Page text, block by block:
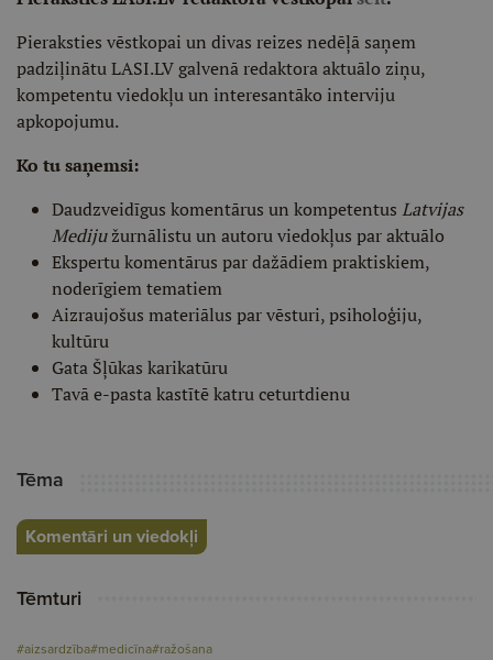
Pieraksties vēstkopai un divas reizes nedēļā saņem
padziļinātu LASI.LV galvenā redaktora aktuālo ziņu,
kompetentu viedokļu un interesantāko interviju
apkopojumu.
Ko tu saņemsi:
Daudzveidīgus komentārus un kompetentus Latvijas
Medijužurnālistu un autoru viedokļus par aktuālo
Ekspertu komentārus par dažādiem praktiskiem,
noderīgiem tematiem
Aizraujošus materiālus par vēsturi, psiholoģiju,
kultūru
Gata Šļūkas karikatūru
Tavā e-pasta kastītē katru ceturtdienu
Tēma
Komentāri un viedokļi
Tēmturi
#aizsardzība#medicīna#ražošana